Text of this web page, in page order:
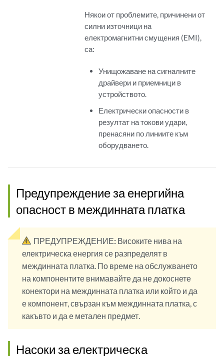
Някои от проблемите, причинени от
силни източници на
електромагнитни смущения (EMI),
са:
Унищожаване на сигналните
драйвери и приемници в
устройството.
Електрически опасности в
резултат на токови удари,
пренасяни по линиите към
оборудването.
Предупреждение за енергийна
опасност в междинната платка
ПРЕДУПРЕЖДЕНИЕ: Високите нива на
електрическа енергия се разпределят в
междинната платка. По време на обслужването
на компонентите внимавайте да не докоснете
конектори на междинната платка или който и да
е компонент, свързан към междинната платка, с
какъвто и да е метален предмет.
Насоки за електрическа